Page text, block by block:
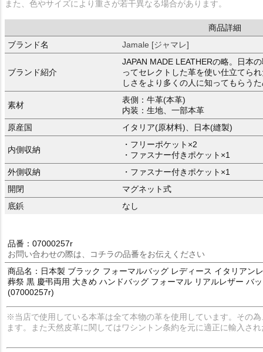
また、色やサイズにより重さが若干異なる場合があります。
商品詳細
ブランド名
Jamale [ジャマレ]
ブランド紹介
JAPAN MADE LEATHERの略。日本
ってセレクトした革を使い仕立てら
しさをより多くの人に知ってもらう
素材
表側：牛革(本革)
内装：生地、一部本革
原産国
イタリア(原材料)、日本(縫製)
内側収納
・フリーポケット×2
・ファスナー付きポケット×1
外側収納
・ファスナー付きポケット×1
開閉
マグネット式
底鋲
なし
品番：07000257r
お問い合わせの際は、コチラの品番をお伝えください
商品名：日本製 ブラック フォーマルバッグ レディース イタリアン
葬祭 黒 慶弔両用 大きめ ハンドバッグ フォーマル リアルレザー バ
(07000257r)
※当店で使用している本革は全て本物の革を使用しています。その
ます。また天然皮革に関してはワシントン条約を元に適正に輸入さ